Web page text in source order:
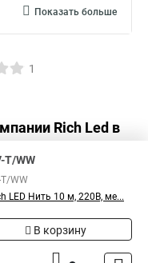
Показать больше
1
Rich Led в
T/WW
WW
LED Нить 10 м, 220В, ме...
В корзину